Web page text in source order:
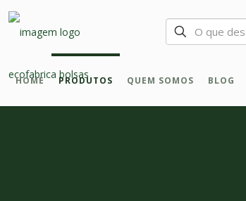
HOME PRODUTOS QUEM SOMOS BLOG